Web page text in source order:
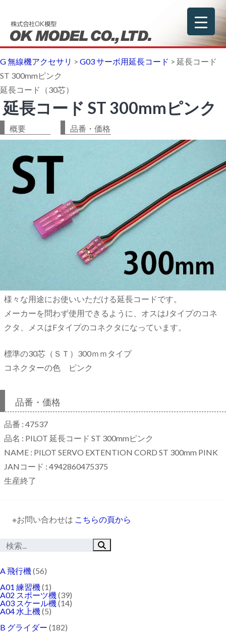
G 無線機アクセサリ > G03 サーボ用延長コード > 延長コード
ST 300mmピンク
延長コード（30芯）
延長コード ST 300mmピンク
概要 品番・価格
様々な用途にお使いいただける延長コードです。
メーカーを問わず使用できるように、オスはJタイプのコネ
クタ、メスはFタイプのコネクタになっています。
標準の30芯（ＳＴ）300ｍｍタイプ
コネクターの色 ピンク
品番・価格
品番 : 47537
品名 : PILOT 延長コード ST 300mmピンク
NAME : PILOT SERVO EXTENTION CORD ST 300mm PINK
JANコード : 4942860475375
生産終了
※お問い合わせは こちらの頁から
A 飛行機(56)
A01 練習機(1)
A02 スポーツ機(39)
A03 スケール機(14)
A04 水上機(5)
B グライダー (182)